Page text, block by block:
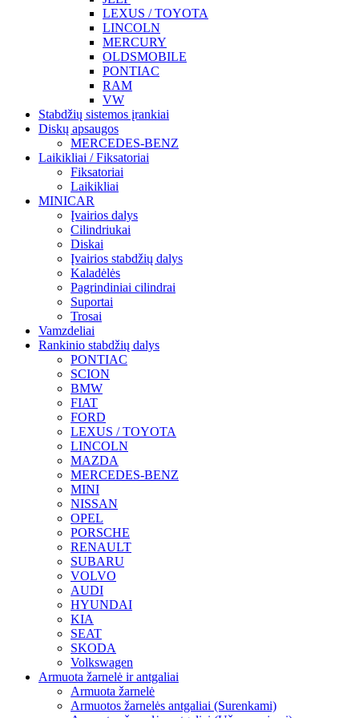
LEXUS / TOYOTA
LINCOLN
MERCURY
OLDSMOBILE
PONTIAC
RAM
VW
Stabdžių sistemos įrankiai
Diskų apsaugos
MERCEDES-BENZ
Laikikliai / Fiksatoriai
Fiksatoriai
Laikikliai
MINICAR
Įvairios dalys
Cilindriukai
Diskai
Įvairios stabdžių dalys
Kaladėlės
Pagrindiniai cilindrai
Suportai
Trosai
Vamzdeliai
Rankinio stabdžių dalys
PONTIAC
SCION
BMW
FIAT
FORD
LEXUS / TOYOTA
LINCOLN
MAZDA
MERCEDES-BENZ
MINI
NISSAN
OPEL
PORSCHE
RENAULT
SUBARU
VOLVO
AUDI
HYUNDAI
KIA
SEAT
SKODA
Volkswagen
Armuota žarnelė ir antgaliai
Armuota žarnelė
Armuotos žarnelės antgaliai (Surenkami)